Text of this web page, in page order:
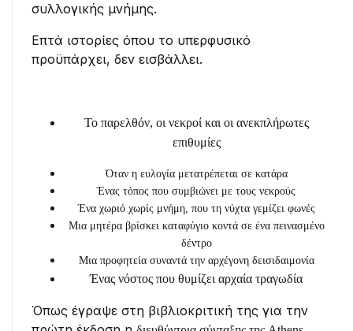
συλλογικής μνήμης.
Επτά ιστορίες όπου το υπερφυσικό
προϋπάρχει, δεν εισβάλλει.
Το παρελθόν, οι νεκροί και οι ανεκπλήρωτες
επιθυμίες
Όταν η ευλογία μετατρέπεται σε κατάρα
Ένας τόπος που συμβιώνει με τους νεκρούς
Ένα χωριό χωρίς μνήμη, που τη νύχτα γεμίζει φωνές
Μια μητέρα βρίσκει καταφύγιο κοντά σε ένα πεινασμένο
δέντρο
Μια προφητεία συναντά την αρχέγονη δεισιδαιμονία
Ένας νόστος που θυμίζει αρχαία τραγωδία
Όπως έγραψε στη βιβλιοκριτική της για την